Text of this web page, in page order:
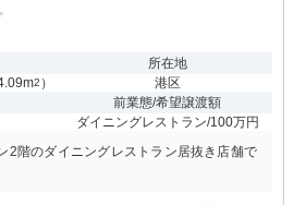
2 ）
所在地
港区
前業態/希望譲渡額
ダイニングレストラン/100万円
2階のダイニングレストラン居抜き店舗で